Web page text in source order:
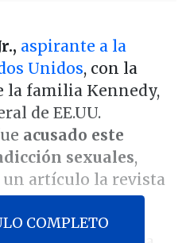
aspirante a la
Unidos, con la
la familia Kennedy,
de EE.UU.
acusado este
sexuales,
artículo la revista
COMPLETO